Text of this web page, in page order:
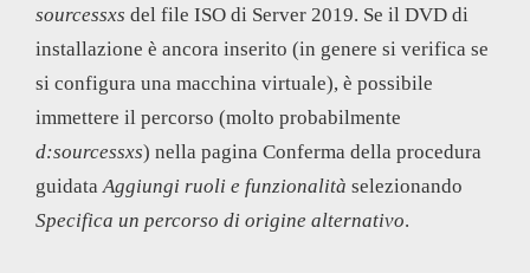
sourcessxs del file ISO di Server 2019. Se il DVD di
installazione è ancora inserito (in genere si verifica se
si configura una macchina virtuale), è possibile
immettere il percorso (molto probabilmente
d:sourcessxs) nella pagina Conferma della procedura
guidataAggiungi ruoli e funzionalità selezionando
Specifica un percorso di origine alternativo.